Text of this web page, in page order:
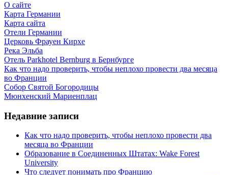
О сайте
Карта Германии
Карта сайта
Отели Германии
Церковь Фрауен Кирхе
Река Эльба
Отель Parkhotel Bernburg в Бернбурге
Как что надо проверить, чтобы неплохо провести два месяца
во Франции
Собор Святой Богородицы
Мюнхенский Мариенплац
Недавние записи
Как что надо проверить, чтобы неплохо провести два
месяца во Франции
Образование в Соединенных Штатах: Wake Forest
University
Что следует понимать про Францию